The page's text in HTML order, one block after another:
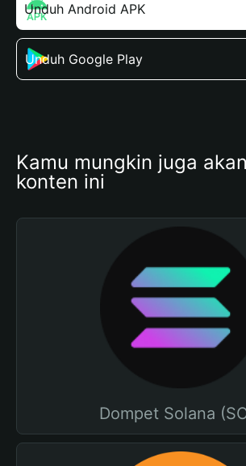
Unduh Android APK
Unduh Google Play
Kamu mungkin juga
konten ini
Dompet Solana